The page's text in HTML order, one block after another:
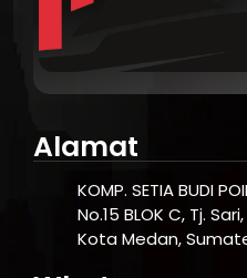
Alamat
KOMP. SETIA BUDI
No.15 BLOK C, Tj.
Kota Medan,